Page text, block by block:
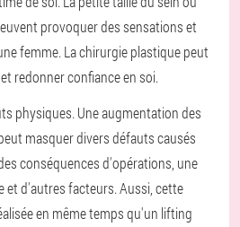
provoquer des sensations et
femme. La chirurgie plastique peut
redonner confiance en soi.
physiques. Une augmentation des
masquer divers défauts causés
conséquences d'opérations, une
et d'autres facteurs. Aussi, cette
en même temps qu'un lifting